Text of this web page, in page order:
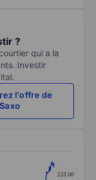
?
qui a la
Investir
l'offre de
Saxo
123,00